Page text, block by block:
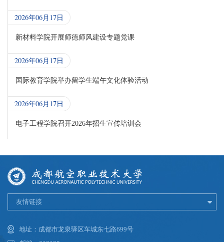
2026年06月17日
新材料学院开展师德师风建设专题党课
2026年06月17日
国际教育学院举办留学生端午文化体验活动
2026年06月17日
电子工程学院召开2026年招生宣传培训会
友情链接
地址：成都市龙泉驿区车城东七路699号